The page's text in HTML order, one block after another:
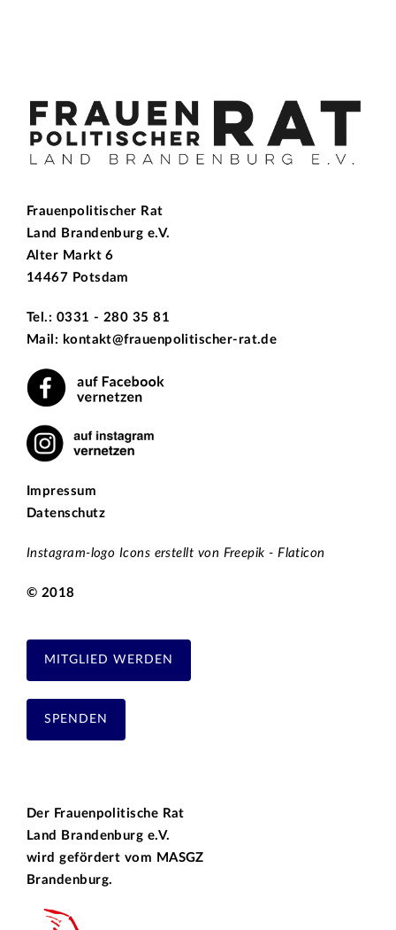
Frauenpolitischer Rat
Land Brandenburg e.V.
Alter Markt 6
14467 Potsdam
Tel.: 0331 - 280 35 81
Mail: kontakt@frauenpolitischer-rat.de
Impressum
Datenschutz
Instagram-logo Icons erstellt von Freepik - Flaticon
© 2018
MITGLIED WERDEN
SPENDEN
Der Frauenpolitische Rat
Land Brandenburg e.V.
wird gefördert vom MASGZ
Brandenburg.